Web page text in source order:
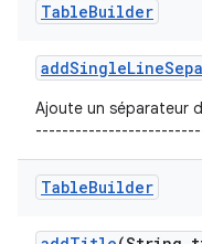
TableBuilder
addSingleLine
Ajoute un séparateur
TableBuilder